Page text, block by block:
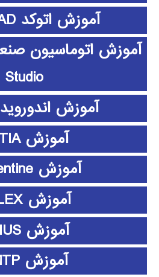
آموزش اتوکد AUTOCAD
Studio
آموزش اندوروید android
آموزش CATIA
آموزش clementine
آموزش CPLEX
آموزش EDIUS
آموزش EMTP